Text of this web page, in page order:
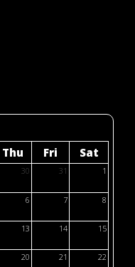
Thu Fri Sat
30 31 1
6 7 8
13 14 15
20 21 22